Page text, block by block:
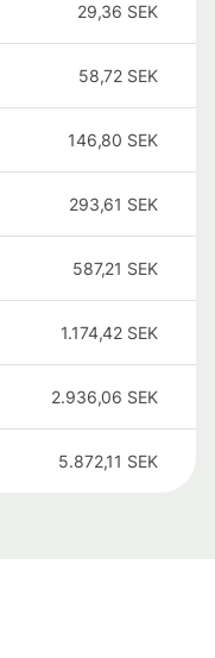
29,36 SEK
58,72 SEK
146,80 SEK
293,61 SEK
587,21 SEK
1.174,42 SEK
2.936,06 SEK
5.872,11 SEK